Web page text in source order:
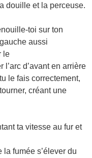
douille et la perceuse.
toi sur ton
aussi
le
d’avant en arrière
le fais correctement,
créant une
ta vitesse au fur et
fumée s’élever du